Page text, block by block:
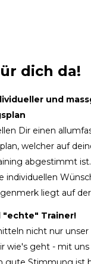
dich da!
und
Dir einen
welcher auf
abgestimmt
individuellen
liegt auf
"echte" Trainer!
nicht nur unser
wie's geht - mit uns